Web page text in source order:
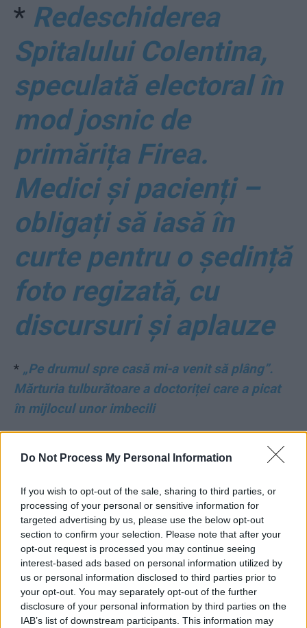
Do Not Process My Personal Information
If you wish to opt-out of the sale, sharing to third parties, or
processing of your personal or sensitive information for
targeted advertising by us, please use the below opt-out
section to confirm your selection. Please note that after your
opt-out request is processed you may continue seeing
interest-based ads based on personal information utilized by
us or personal information disclosed to third parties prior to
your opt-out. You may separately opt-out of the further
disclosure of your personal information by third parties on the
IAB’s list of downstream participants. This information may
* Redeschiderea
Spitalului Colentina,
speculată electoral în
mod josnic de
primărița Firea.
Medici și pacienți –
obligați să iasă în
curte pentru o ședință
foto regizată, cu
discursuri și aplauze
* „Pe drumul spre casă mi-a venit să plâng”.
Mărturia tulburătoare a doctoriței care a picat
în mijlocul unor imbecili
*ANALIZĂ. 10
minciuni, diversiuni și
ticăloșii ale
turnătorului „Garcea”.
Reacție de securist
versat: îi face